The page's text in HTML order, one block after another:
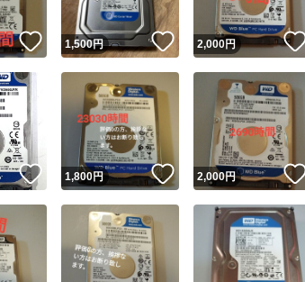
いいね！
1,500円 いいね！
2,000円
いいね！
1,800円 いいね！
2,000円